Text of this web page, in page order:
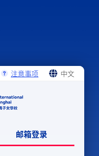
注意事项
中文
邮箱登录